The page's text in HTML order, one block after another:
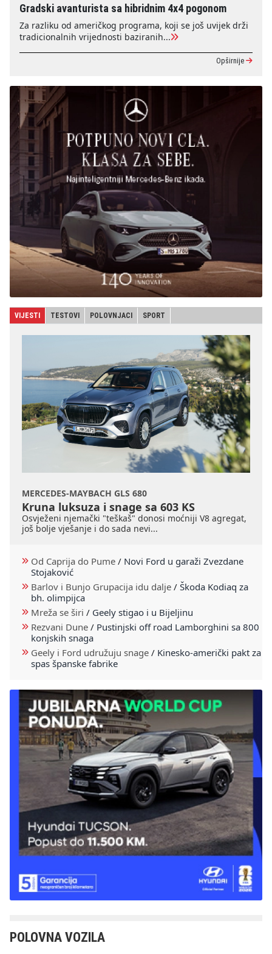
Gradski avanturista sa hibridnim 4x4 pogonom
Za razliku od američkog programa, koji se još uvijek drži
tradicionalnih vrijednosti baziranih...
Opširnije
VIJESTI TESTOVI POLOVNJACI SPORT
MERCEDES-MAYBACH GLS 680
Kruna luksuza i snage sa 603 KS
Osvježeni njemački "teškaš" donosi moćniji V8 agregat,
još bolje vješanje i do sada nevi...
Od Caprija do Pume / Novi Ford u garaži Zvezdane
Stojaković
Barlov i Bunjo Grupacija idu dalje / Škoda Kodiaq za
bh. olimpijca
Mreža se širi / Geely stigao i u Bijeljinu
Rezvani Dune / Pustinjski off road Lamborghini sa 800
konjskih snaga
Geely i Ford udružuju snage / Kinesko-američki pakt za
spas španske fabrike
POLOVNA VOZILA